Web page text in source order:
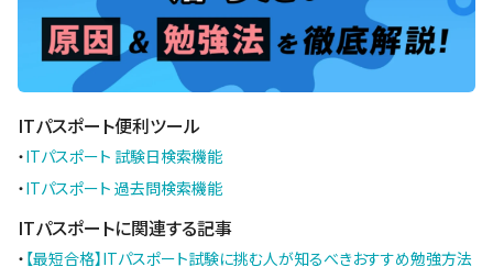
ITパスポート便利ツール
・ITパスポート 試験日検索機能
・ITパスポート 過去問検索機能
ITパスポートに関連する記事
・ 【最短合格】ITパスポート試験に挑む人が知るべきおすすめ勉強方法